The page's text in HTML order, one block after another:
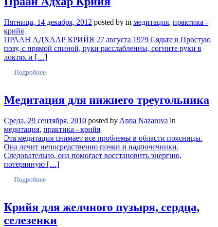
Пятница, 14 декабря, 2012 posted by in медитация, практика -
крийя
ПРААН АДХААР КРИЙЯ 27 августа 1979 Сядьте в Простую
позу, с прямой спиной, руки расслабленны, согните руки в
локтях и […]
Подробнее
Медитация для нижнего треугольника
Среда, 29 сентября, 2010 posted by Anna Nazarova in
медитация, практика - крийя
Эта медитация снимает все проблемы в области поясницы.
Она лечит непосредственно почки и надпочечники.
Следовательно, она помогает восстановить энергию,
потерянную […]
Подробнее
Крийя для желчного пузыря, сердца,
селезенки